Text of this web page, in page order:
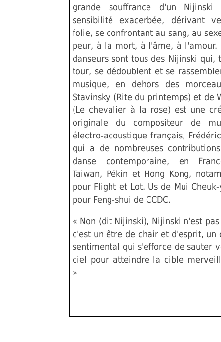
grande souffrance d'un
sensibilité exacerbée, dérivant
folie, se confrontant au sang, au
peur, à la mort, à l'âme, à l'amour.
danseurs sont tous des Nijinski qui,
tour, se dédoublent et se
musique, en dehors des
Stavinsky (Rite du printemps) et de
(Le chevalier à la rose) est une
originale du compositeur de
électro-acoustique français,
qui a de nombreuses
danse contemporaine, en
Taiwan, Pékin et Hong Kong,
pour Flight et Lot. Us de Mui
pour Feng-shui de CCDC.
« Non (dit Nijinski), Nijinski n'est pas
c'est un être de chair et d'esprit, un
sentimental qui s'efforce de sauter
ciel pour atteindre la cible
»